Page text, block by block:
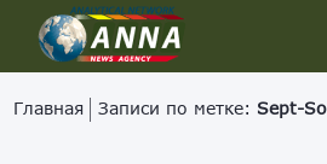
Главная Записи по метке: Sept-